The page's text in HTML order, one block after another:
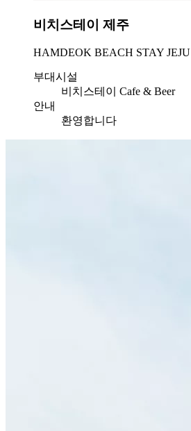
비치스테이 제주
HAMDEOK BEACH STAY JEJU
부대시설
비치스테이 Cafe & Beer
안내
환영합니다